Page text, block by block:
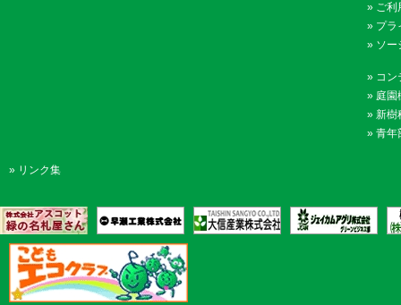
» ご利
» プラ
» ソー
» コン
» 庭園
» 新樹
» 青年
» リンク集